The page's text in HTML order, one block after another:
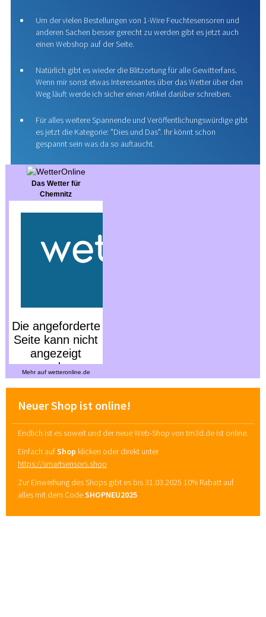
Um der vielen Bestellungen von 1-Wire Feuchtesensoren und
anderen Sachen besser gerecht zu werden gibt es jetzt auch
einen Webshop auf der Seite.
Natürlich gibt es wieder die Blitzortung für alle Gewitterfans.
Wenn mir sonst etwas Interessantes über das Wetter über den
Weg läuft werde ich sicher einen Artikel darüber schreiben.
Für alles weitere Spannende und Veröffentlichungswürdige gibt
es jetzt die Kategorie: "Dies und Das". Ihr könnt schon
gespannt sein was da so auftaucht.
Das Wetter für
Chemnitz
Mehr auf wetteronline.de
Neuer Shop ist online!
Endlich ist es soweit und der neue Web-Shop von tm3d.de ist online.
Einfach aufShop klicken oder direkt unter
https://smartsensors.shop
Zur Einweihung des Shops gibt es bis 31.03.2025 10% Rabatt auf
alles mit dem CodeSHOPNEU2025